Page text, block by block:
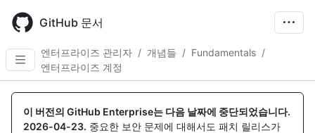
main
content
GitHub 문서
엔터프라이즈 관리자 / 개념들 / Fundamentals /
엔터프라이즈 계정
이 버전의 GitHub Enterprise는 다음 날짜에 중단되었습니다.
2026-04-23. 중요한 보안 문제에 대해서도 패치 릴리스가